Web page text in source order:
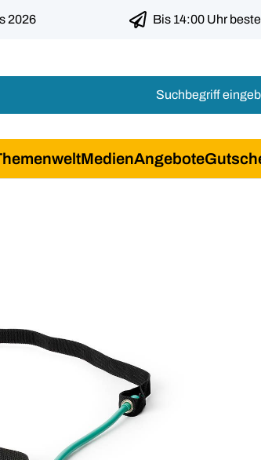
2026 Bis 14:00 Uhr
MedienAngebote